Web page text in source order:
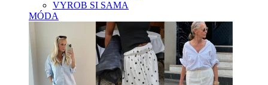
VYROB SI SAMA
MÓDA